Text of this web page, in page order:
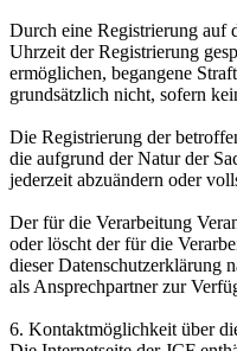
Durch eine Registrierung auf
Uhrzeit der Registrierung
ermöglichen, begangene
grundsätzlich nicht, sofern
Die Registrierung der
die aufgrund der Natur der
jederzeit abzuändern oder
Der für die Verarbeitung
oder löscht der für die
dieser Datenschutzerklärung
als Ansprechpartner zur
6. Kontaktmöglichkeit über